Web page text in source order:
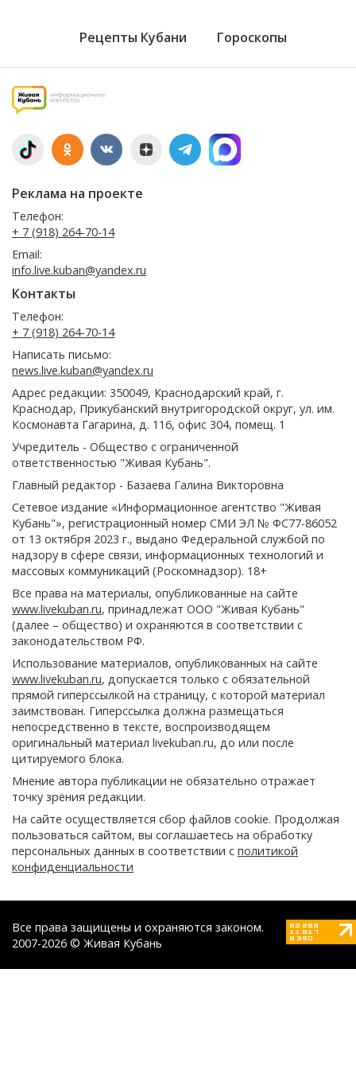
Рецепты Кубани Гороскопы
Реклама на проекте
Телефон:
+ 7 (918) 264-70-14
Email:
info.live.kuban@yandex.ru
Контакты
Телефон:
+ 7 (918) 264-70-14
Написать письмо:
news.live.kuban@yandex.ru
Адрес редакции: 350049, Краснодарский край, г.
Краснодар, Прикубанский внутригородской округ, ул. им.
Космонавта Гагарина, д. 116, офис 304, помещ. 1
Учредитель - Общество с ограниченной
ответственностью "Живая Кубань".
Главный редактор - Базаева Галина Викторовна
Сетевое издание «Информационное агентство "Живая
Кубань"», регистрационный номер СМИ ЭЛ № ФС77-86052
от 13 октября 2023 г., выдано Федеральной службой по
надзору в сфере связи, информационных технологий и
массовых коммуникаций (Роскомнадзор). 18+
Все права на материалы, опубликованные на сайте
www.livekuban.ru, принадлежат ООО "Живая Кубань"
(далее – общество) и охраняются в соответствии с
законодательством РФ.
Использование материалов, опубликованных на сайте
www.livekuban.ru, допускается только с обязательной
прямой гиперссылкой на страницу, с которой материал
заимствован. Гиперссылка должна размещаться
непосредственно в тексте, воспроизводящем
оригинальный материал livekuban.ru, до или после
цитируемого блока.
Мнение автора публикации не обязательно отражает
точку зрения редакции.
На сайте осуществляется сбор файлов cookie. Продолжая
пользоваться сайтом, вы соглашаетесь на обработку
персональных данных в соответствии с политикой
конфиденциальности
Все права защищены и охраняются законом.
2007-2026 © Живая Кубань